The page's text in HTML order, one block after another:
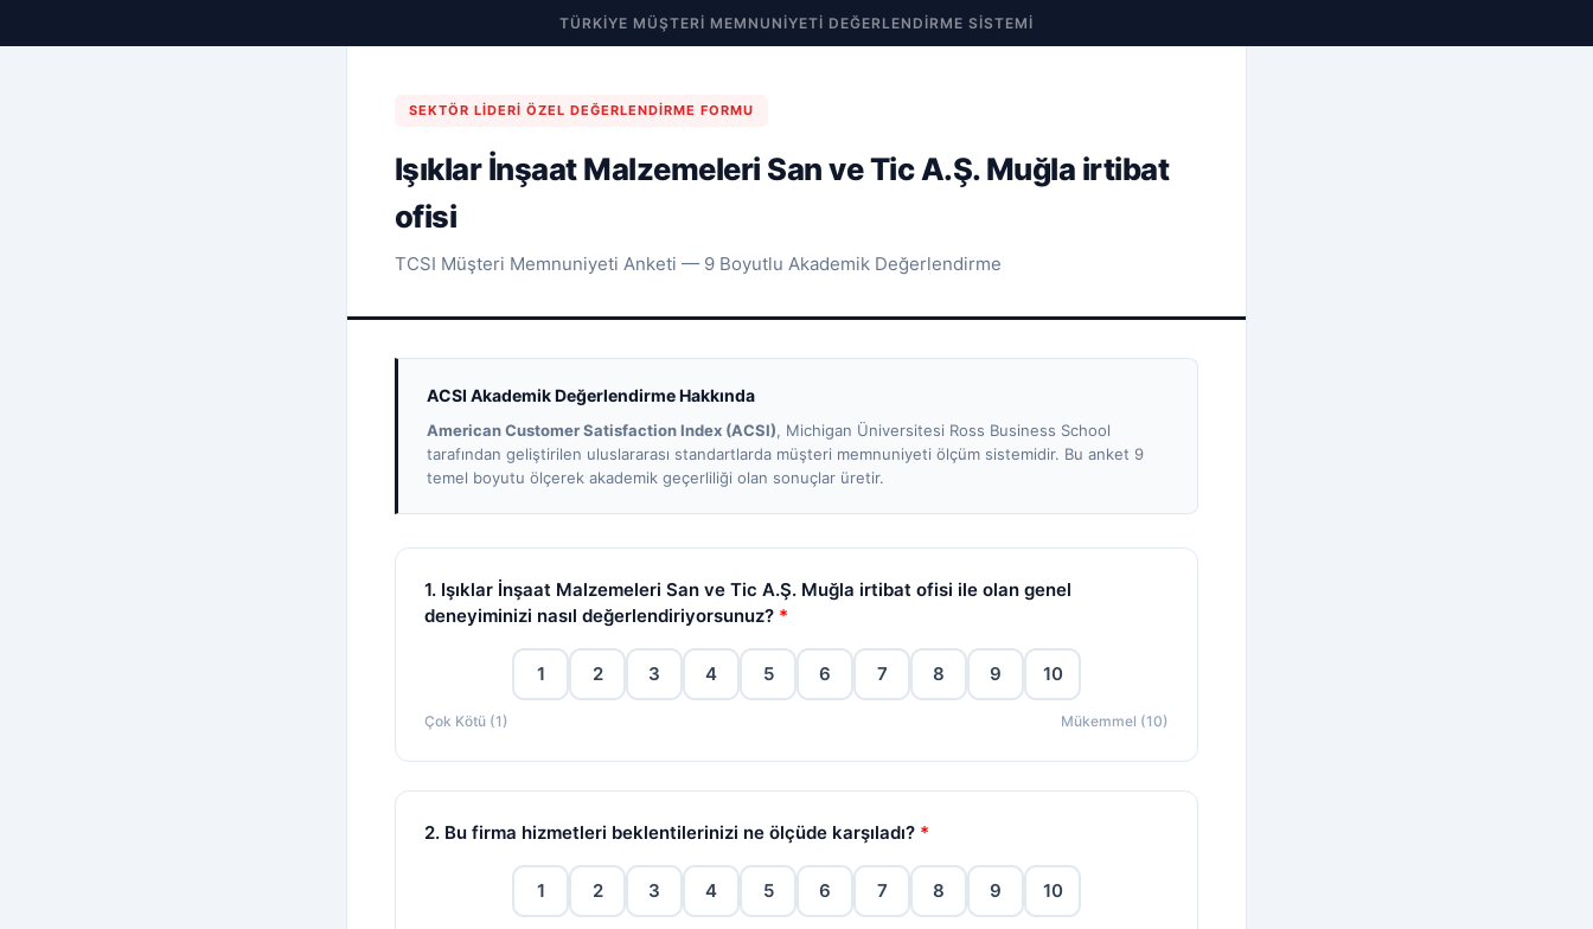
TÜRKIYE MÜŞTERI MEMNUNIYETI DEĞERLENDIRME SISTEMI
SEKTÖR LIDERI ÖZEL DEĞERLENDIRME FORMU
Işıklar İnşaat Malzemeleri San ve Tic A.Ş. Muğla irtibat
ofisi
TCSI Müşteri Memnuniyeti Anketi — 9 Boyutlu Akademik Değerlendirme
ACSI Akademik Değerlendirme Hakkında
American Customer Satisfaction Index (ACSI), Michigan Üniversitesi Ross Business School
tarafından geliştirilen uluslararası standartlarda müşteri memnuniyeti ölçüm sistemidir. Bu anket 9
temel boyutu ölçerek akademik geçerliliği olan sonuçlar üretir.
1. Işıklar İnşaat Malzemeleri San ve Tic A.Ş. Muğla irtibat ofisi ile olan genel
deneyiminizi nasıl değerlendiriyorsunuz? *
1 2 3 4 5 6 7 8 9 10
Çok Kötü (1) Mükemmel (10)
2. Bu firma hizmetleri beklentilerinizi ne ölçüde karşıladı? *
1 2 3 4 5 6 7 8 9 10